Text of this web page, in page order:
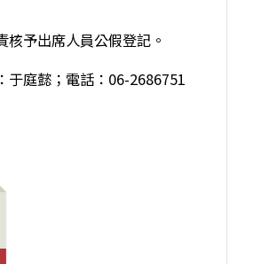
核予出席人員公假登記。
于庭懿；電話：06-2686751